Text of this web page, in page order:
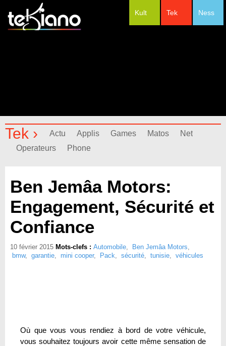
Ness
Tek
Kult
Tek › Actu Applis Games Matos
Net
Operateurs
Phone
Ben Jemâa Motors:
Engagement, Sécurité et
Confiance
10 février 2015 Mots-clefs : Automobile, Ben Jemâa Motors,
bmw, garantie, mini cooper, Pack, sécurité, tunisie, véhicules
Où que vous vous rendiez à bord de votre véhicule,
vous souhaitez toujours avoir cette même sensation de